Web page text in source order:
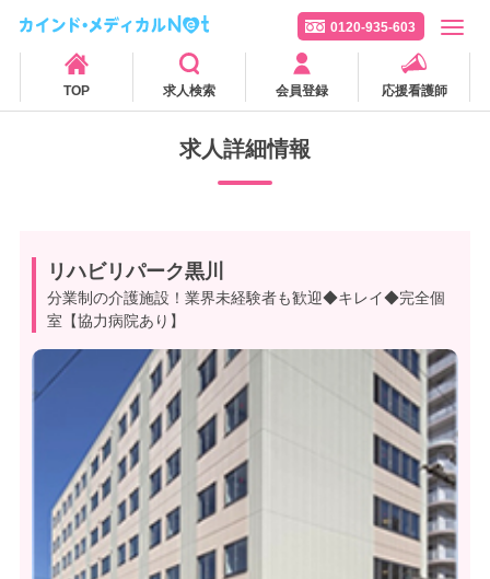
0120-935-603
TOP 求人検索 会員登録 応援看護師
求人詳細情報
リハビリパーク黒川
分業制の介護施設！業界未経験者も歓迎◆キレイ◆完全個
室【協力病院あり】